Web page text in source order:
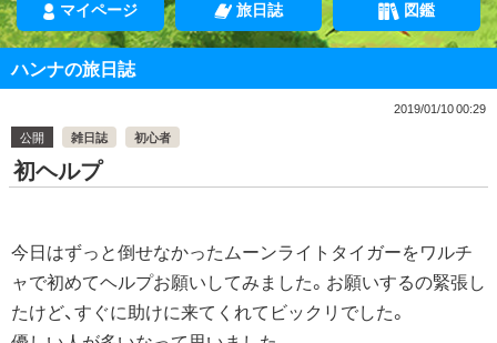
マイページ 旅日誌 図鑑
ハンナの旅日誌
2019/01/10 00:29
公開
雑日誌 初心者
初ヘルプ
今日はずっと倒せなかったムーンライトタイガーをワルチ
ャで初めてヘルプお願いしてみました。お願いするの緊張し
たけど、すぐに助けに来てくれてビックリでした。